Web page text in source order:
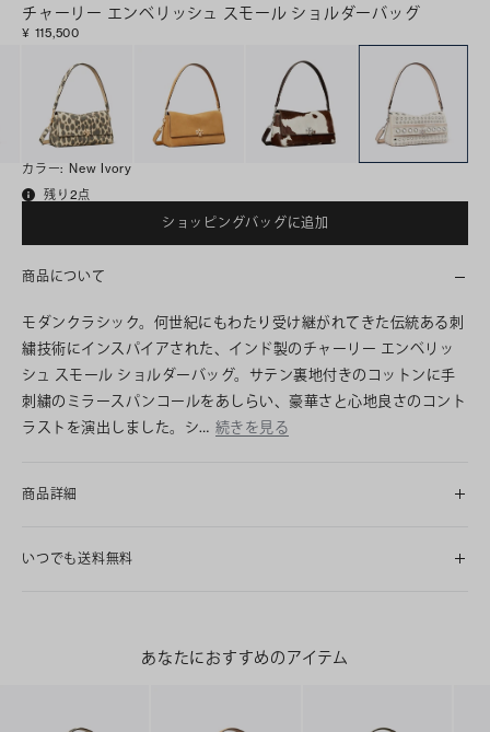
チャーリー エンベリッシュ スモール ショルダーバッグ
¥ 115,500
カラー: New Ivory
残り2点
ショッピングバッグに追加
商品について
モダンクラシック。何世紀にもわたり受け継がれてきた伝統ある刺
繍技術にインスパイアされた、インド製のチャーリー エンベリッ
シュ スモール ショルダーバッグ。サテン裏地付きのコットンに手
刺繍のミラースパンコールをあしらい、豪華さと心地良さのコント
ラストを演出しました。シ… 続きを見る
商品詳細
いつでも送料無料
あなたにおすすめのアイテム